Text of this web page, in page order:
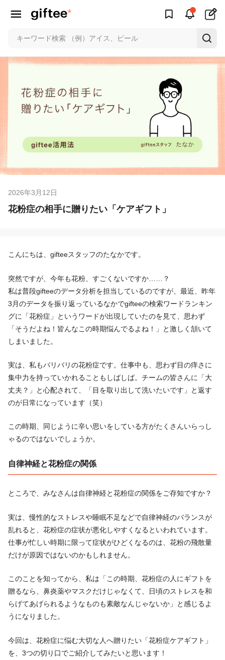
2026年3月12日
花粉症の相手に贈りたい「ケアギフト」
こんにちは、gifteeスタッフのたなかです。
突然ですが、今年も花粉、すごくないですか……？
私は普段gifteeのデータ分析を担当しているのですが、最近、昨年
3月のデータを振り返っているなかでgifteeの検索ワードランキン
グに「花粉症」というワードが出現していたのを見て、思わず
「そうだよね！皆んなこの時期悩んでるよね！」と激しく頷いて
しまいました。
実は、私もバリバリの花粉症です。仕事中も、思わず目の痒さに
集中力を持っていかれることもしばしば。チームの皆さんに「大
丈夫？」と心配されて、「目を取り出して洗いたいです」と返す
のが日常になっています（笑）
この時期、同じように辛い思いをしている方がたくさんいらっし
ゃるのではないでしょうか。
自律神経と花粉症の関係
ところで、みなさんは自律神経と花粉症の関係をご存知ですか？
実は、慢性的なストレスや睡眠不足などで自律神経のバランスが
乱れると、花粉症の症状が悪化しやすくなるといわれています。
仕事が忙しい時期に限って症状がひどくなるのは、花粉の飛散量
だけが原因ではないのかもしれません。
このことを知ってから、私は「この時期、花粉症の人にギフトを
贈るなら、鼻炎薬やマスクだけじゃなくて、日頃のストレスを和
らげてあげられるようなものも素敵なんじゃないか」と感じるよ
うになりました。
今回は、花粉症に悩む大切な人へ贈りたい「花粉症ケアギフト」
を、3つの切り口でご紹介してみたいと思います！